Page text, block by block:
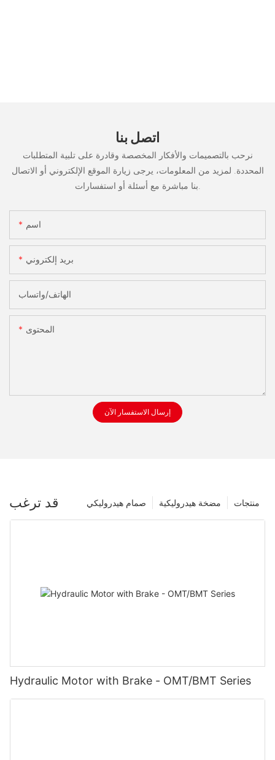
اتصل بنا
نرحب بالتصميمات والأفكار المخصصة وقادرة على تلبية المتطلبات
المحددة. لمزيد من المعلومات، يرجى زيارة الموقع الإلكتروني أو الاتصال
اسم
بريد إلكتروني
الهاتف/واتساب
المحتوى
إرسال الاستفسار الآن
قد ترغب منتجات مضخة هيدروليكية صمام هيدروليكي
Hydraulic Motor with Brake - OMT/BMT Series